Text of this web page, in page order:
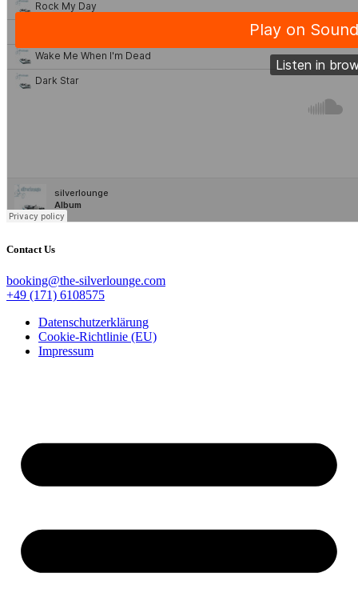
Contact Us
booking@the-silverlounge.com
+49 (171) 6108575
Datenschutzerklärung
Cookie-Richtlinie (EU)
Impressum